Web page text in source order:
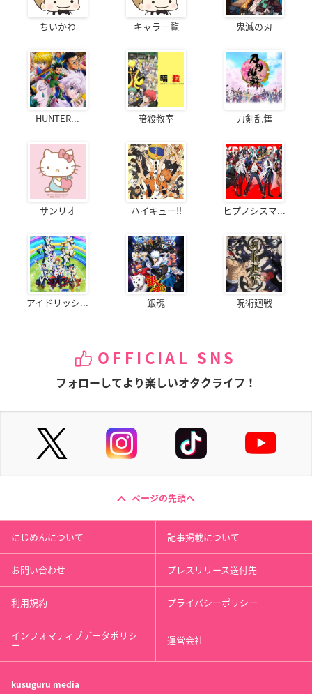
ちいかわ キャラ一覧 鬼滅の刃
HUNTER... 暗殺教室 刀剣乱舞
サンリオ ハイキュー!! ヒプノシスマ...
アイドリッシ... 銀魂 呪術廻戦
OFFICIAL SNS
フォローしてより楽しいオタクライフ！
ページの先頭へ
にじめんについて 記事掲載について
お問い合わせ プレスリリース送付先
利用規約 プライバシーポリシー
インフォマティブデータポリシ
ー 運営会社
kusuguru media